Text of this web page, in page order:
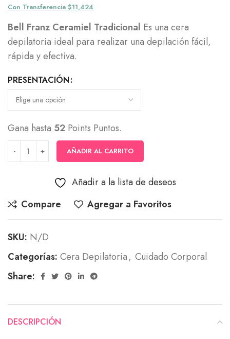
precios:
desde
$11,900
Con Transferencia $11,424
Bell Franz Ceramiel Tradicional Es una cera
depilatoria ideal para realizar una depilación fácil,
rápida y efectiva.
PRESENTACIÓN
Gana hasta 52 Points Puntos.
AÑADIR AL CARRITO
Añadir a la lista de deseos
Compare
Agregar a Favoritos
SKU: N/D
Categorías: Cera Depilatoria, Cuidado Corporal
Share:
DESCRIPCIÓN